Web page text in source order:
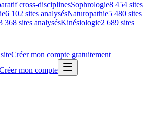
cross-disciplinesSophrologie8 454 sites
6 102 sites analysésNaturopathie5 480 sites
368 sites analysésKinésiologie2 689 sites
Créer mon compte gratuitement
Créer mon compte